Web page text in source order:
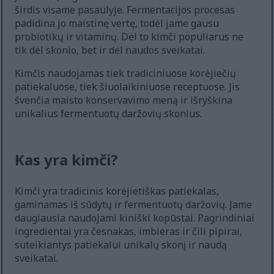
širdis visame pasaulyje. Fermentacijos procesas
padidina jo maistinę vertę, todėl jame gausu
probiotikų ir vitaminų. Dėl to kimči populiarus ne
tik dėl skonio, bet ir dėl naudos sveikatai.
Kimčis naudojamas tiek tradiciniuose korėjiečių
patiekaluose, tiek šiuolaikiniuose receptuose. Jis
švenčia maisto konservavimo meną ir išryškina
unikalius fermentuotų daržovių skonius.
Kas yra kimči?
Kimči yra tradicinis korėjietiškas patiekalas,
gaminamas iš sūdytų ir fermentuotų daržovių. Jame
daugiausia naudojami kiniški kopūstai. Pagrindiniai
ingredientai yra česnakas, imbieras ir čili pipirai,
suteikiantys patiekalui unikalų skonį ir naudą
sveikatai.